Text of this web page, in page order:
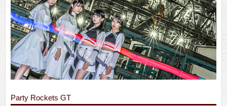
Party Rockets GT